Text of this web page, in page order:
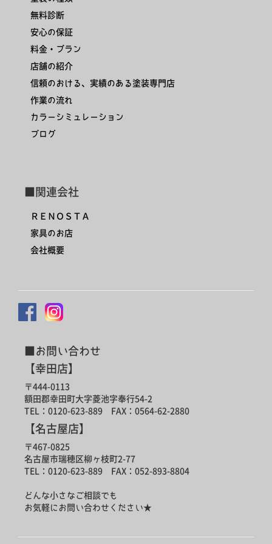
無料診断
安心の保証
料金・プラン
店舗の紹介
信頼のおける、実績のある塗装専門店
作業の流れ
カラーシミュレーション
ブログ
■関連会社
ＲＥＮＯＳＴＡ
家具のお店
会社概要
■お問い合わせ
【幸田店】
〒444-0113
額田郡幸田町大字菱池字奉行54-2
TEL：0120-623-889 FAX：0564-62-2880
【名古屋店】
〒467-0825
名古屋市瑞穂区柳ヶ枝町2-77
TEL：0120-623-889 FAX：052-893-8804
どんな小さなご相談でも
お気軽にお問い合わせください★